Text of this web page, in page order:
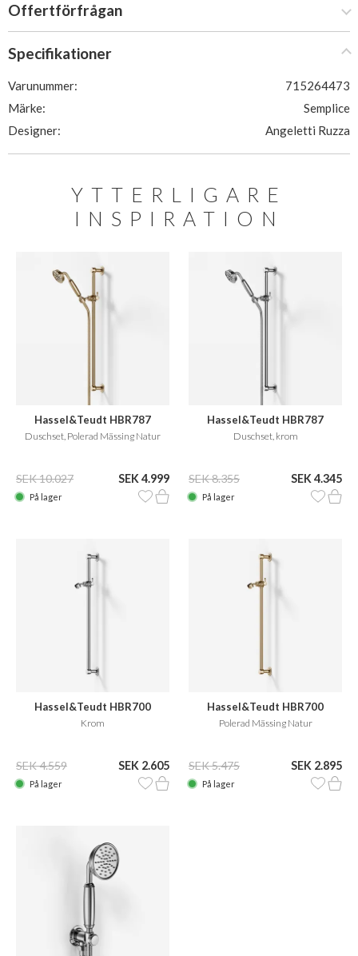
Offertförfrågan
Specifikationer
Varunummer:
715264473
Märke:
Semplice
Designer:
Angeletti Ruzza
YTTERLIGARE
INSPIRATION
Hassel&Teudt HBR787
Duschset, Polerad Mässing Natur
SEK 10.027 SEK 4.999
På lager
Hassel&Teudt HBR787
Duschset, krom
SEK 8.355 SEK 4.345
På lager
Hassel&Teudt HBR700
Krom
SEK 4.559 SEK 2.605
På lager
Hassel&Teudt HBR700
Polerad Mässing Natur
SEK 5.475 SEK 2.895
På lager